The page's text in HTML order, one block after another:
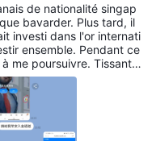
de nationalité singap
bavarder. Plus tard, il
investi dans l'or internati
ensemble. Pendant ce
me poursuivre. Tissant d
de travailler dur pour
ensemble, nous parlons
ma garde. Plus tard, il
de télécharger Binance,
à trader étape